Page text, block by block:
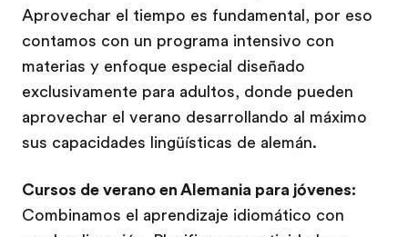
Aprovechar el tiempo es fundamental, por eso
contamos con un programa intensivo con
materias y enfoque especial diseñado
exclusivamente para adultos, donde pueden
aprovechar el verano desarrollando al máximo
sus capacidades lingüísticas de alemán.
Cursos de verano en Alemania para jóvenes:
Combinamos el aprendizaje idiomático con